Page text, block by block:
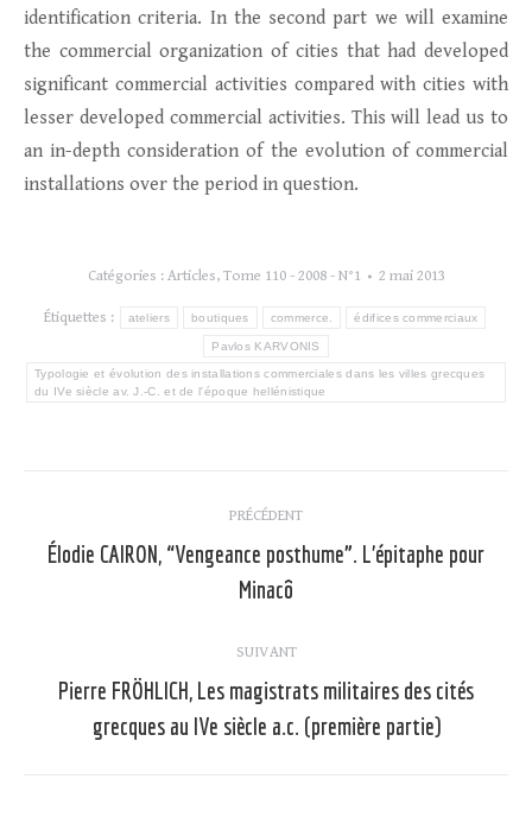
identification criteria. In the second part we will examine
the commercial organization of cities that had developed
significant commercial activities compared with cities with
lesser developed commercial activities. This will lead us to
an in-depth consideration of the evolution of commercial
installations over the period in question.
Catégories : Articles, Tome 110 - 2008 - N°1 2 mai 2013
Étiquettes : ateliers boutiques commerce. édifices commerciaux
Pavlos KARVONIS
Typologie et évolution des installations commerciales dans les villes grecques
du IVe siècle av. J.-C. et de l'époque hellénistique
article
PRÉCÉDENT
Article
précédent
Élodie CAIRON, “Vengeance posthume”. L’épitaphe pour
Minacô
SUIVANT
Article
suivant
Pierre FRÖHLICH, Les magistrats militaires des cités
grecques au IVe siècle a.c. (première partie)